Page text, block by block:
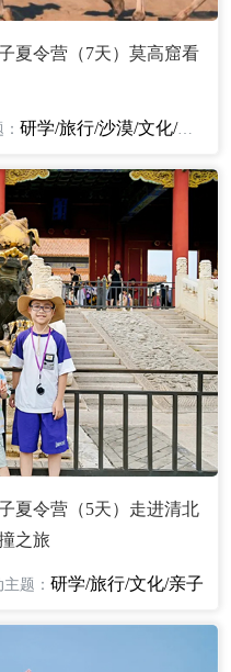
夏令营（7天）莫高窟看
：研学/旅行/沙漠/文化/亲子
夏令营（5天）走进清北
之旅
题： 研学/旅行/文化/亲子